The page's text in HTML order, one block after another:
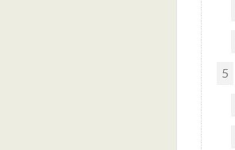
5